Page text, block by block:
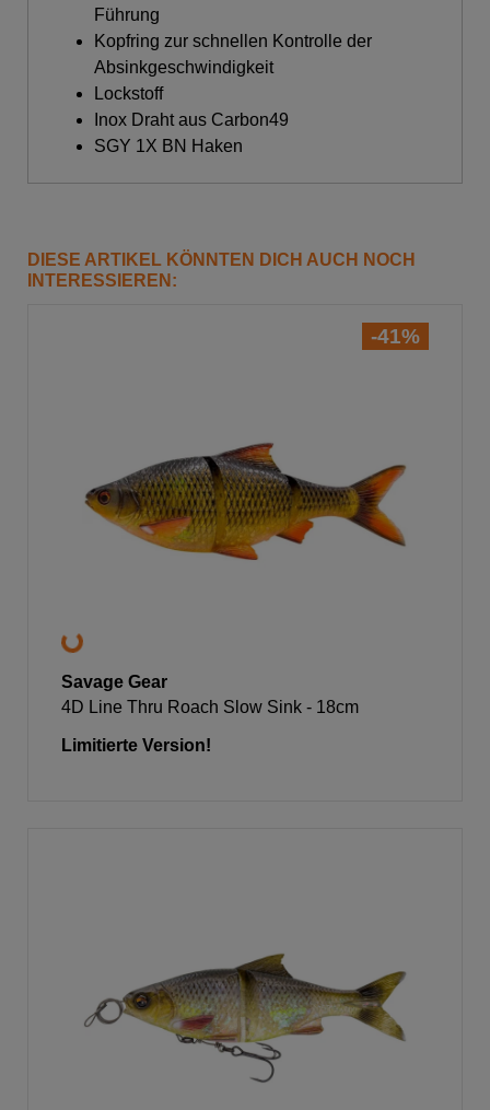
Führung
Kopfring zur schnellen Kontrolle der
Absinkgeschwindigkeit
Lockstoff
Inox Draht aus Carbon49
SGY 1X BN Haken
DIESE ARTIKEL KÖNNTEN DICH AUCH NOCH
INTERESSIEREN:
-41%
Savage Gear
4D Line Thru Roach Slow Sink - 18cm
Limitierte Version!